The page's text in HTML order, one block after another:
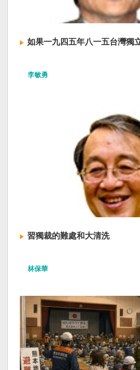
如果一九四五年八一五台灣獨
李敏勇
習獨裁的難處和大清洗
林保華